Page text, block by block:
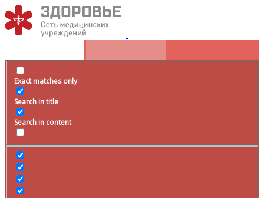
Exact matches only
Search in title
Search in content